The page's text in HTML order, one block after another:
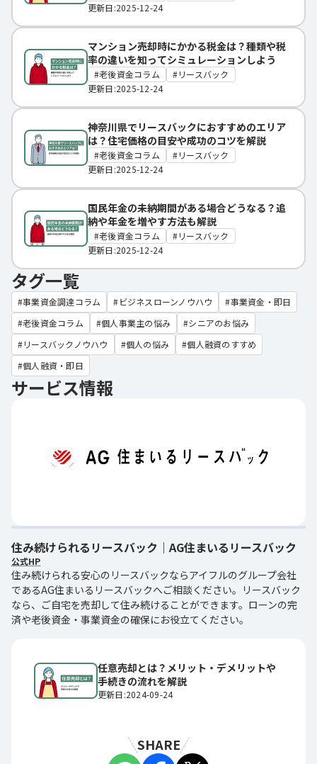
更新日:2025-12-24
マンション売却時にかかる税金は？種類や税
率の違いを知ってシミュレーションしよう
老後資金コラム
リースバック
更新日:2025-12-24
神奈川県でリースバックにおすすめのエリア
は？住宅価格の目安や成功のコツを解説
老後資金コラム
リースバック
更新日:2025-12-24
国民年金の未納期間がある場合どうなる？追
納や年金を増やす方法も解説
老後資金コラム
リースバック
更新日:2025-12-24
タグ一覧
事業資金調達コラム ビジネスローンノウハウ
事業資金・即日
老後資金コラム
個人事業主の悩み
シニアのお悩み
リースバックノウハウ
個人の悩み
個人融資のすすめ
個人融資・即日
サービス情報
住み続けられるリースバック｜AG住まいるリースバック
公式HP
住み続けられる安心のリースバックならアイフルのグループ会社
であるAG住まいるリースバックへご相談ください。リースバック
なら、ご自宅を売却して住み続けることができます。ローンの完
済や老後資金・事業資金の確保にお役立てください。
任意売却とは？メリット・デメリットや
手続きの流れを解説
更新日:2024-09-24
SHARE